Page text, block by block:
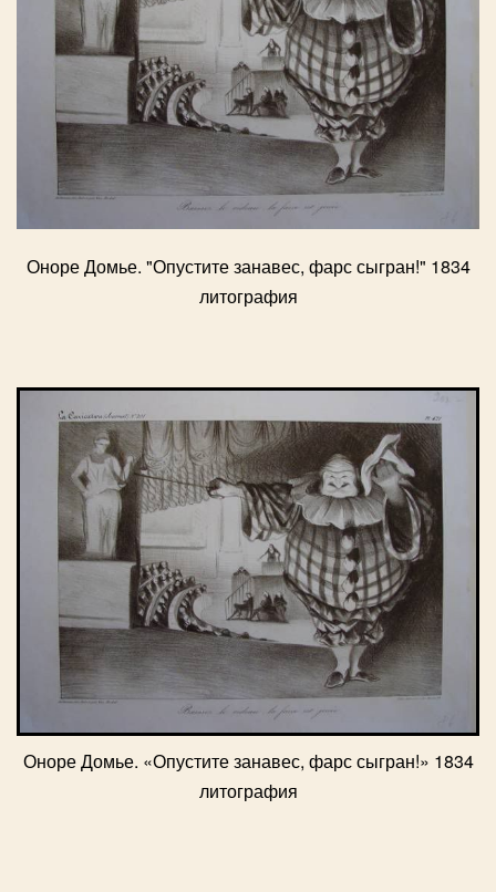
Оноре Домье. "Опустите занавес, фарс сыгран!" 1834
литография
Оноре Домье. «Опустите занавес, фарс сыгран!» 1834
литография